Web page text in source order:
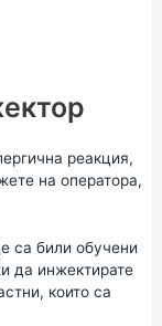
реакция,
на оператора,
са били обучени
да инжектирате
които са